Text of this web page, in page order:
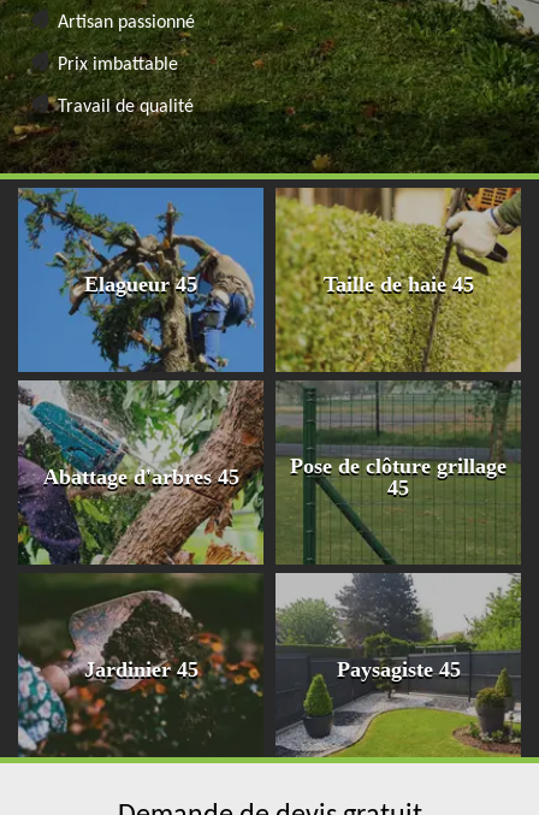
Artisan passionné
Prix imbattable
Travail de qualité
Elagueur 45 Taille de haie 45
Abattage d'arbres 45
Pose de clôture grillage
45
Jardinier 45 Paysagiste 45